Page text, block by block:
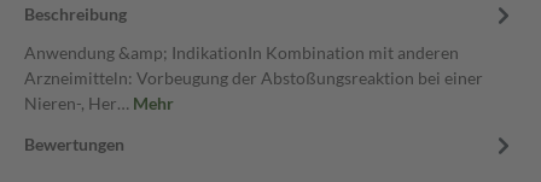
Beschreibung
Anwendung &amp; IndikationIn Kombination mit anderen
Arzneimitteln: Vorbeugung der Abstoßungsreaktion bei einer
Nieren-, Her… Mehr
Bewertungen